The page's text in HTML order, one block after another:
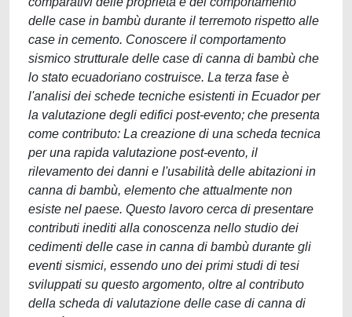
delle case in bambù durante il terremoto rispetto alle
case in cemento. Conoscere il comportamento
sismico strutturale delle case di canna di bambù che
lo stato ecuadoriano costruisce. La terza fase è
l'analisi dei schede tecniche esistenti in Ecuador per
la valutazione degli edifici post-evento; che presenta
come contributo: La creazione di una scheda tecnica
per una rapida valutazione post-evento, il
rilevamento dei danni e l'usabilità delle abitazioni in
canna di bambù, elemento che attualmente non
esiste nel paese. Questo lavoro cerca di presentare
contributi inediti alla conoscenza nello studio dei
cedimenti delle case in canna di bambù durante gli
eventi sismici, essendo uno dei primi studi di tesi
sviluppati su questo argomento, oltre al contributo
della scheda di valutazione delle case di canna di